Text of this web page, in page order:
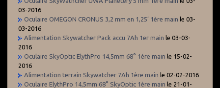
03-2016
Oculaire OMEGON CRONUS 3,2 mm en 1,25’ 1ère main le 03-
03-2016
Alimentation Skywatcher Pack accu 7Ah 1er main le 03-03-
2016
Oculaire SkyOptic ElythPro 14,5mm 68° 1ère main le 15-02-
2016
Alimentation terrain Skywatcher 7Ah 1ère main le 02-02-2016
Oculaire ElythPro 14,5mm 68° SkyOptic 1ère main le 21-01-